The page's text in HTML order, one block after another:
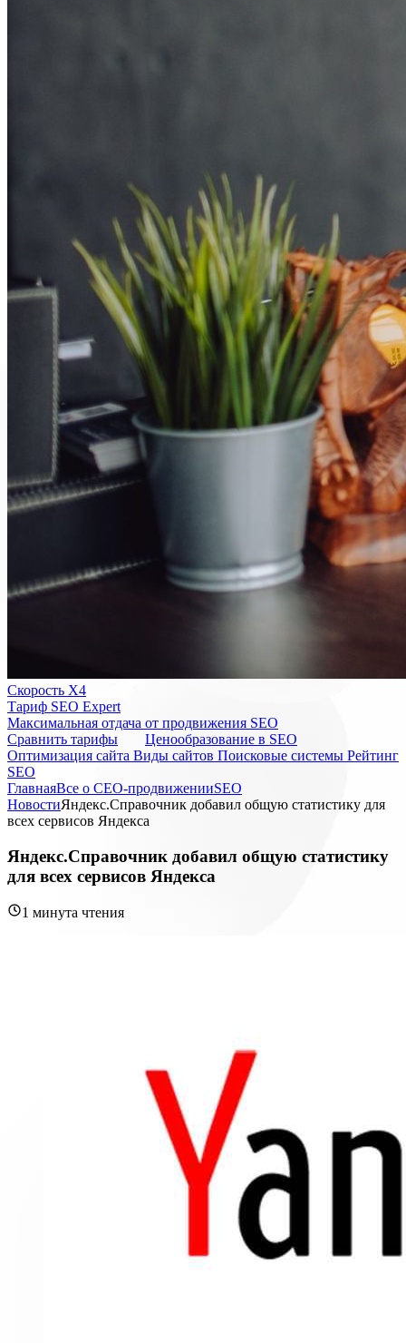
Скорость Х4
Тариф SEO Expert
Максимальная отдача от продвижения SEO
Cравнить тарифы
Ценообразование в SEO
Оптимизация сайта Виды сайтов Поисковые системы Рейтинг
SEO
ГлавнаяВсе о СЕО-продвиженииSEO
НовостиЯндекс.Справочник добавил общую статистику для
всех сервисов Яндекса
Яндекс.Справочник добавил общую статистику
для всех сервисов Яндекса
1 минута чтения